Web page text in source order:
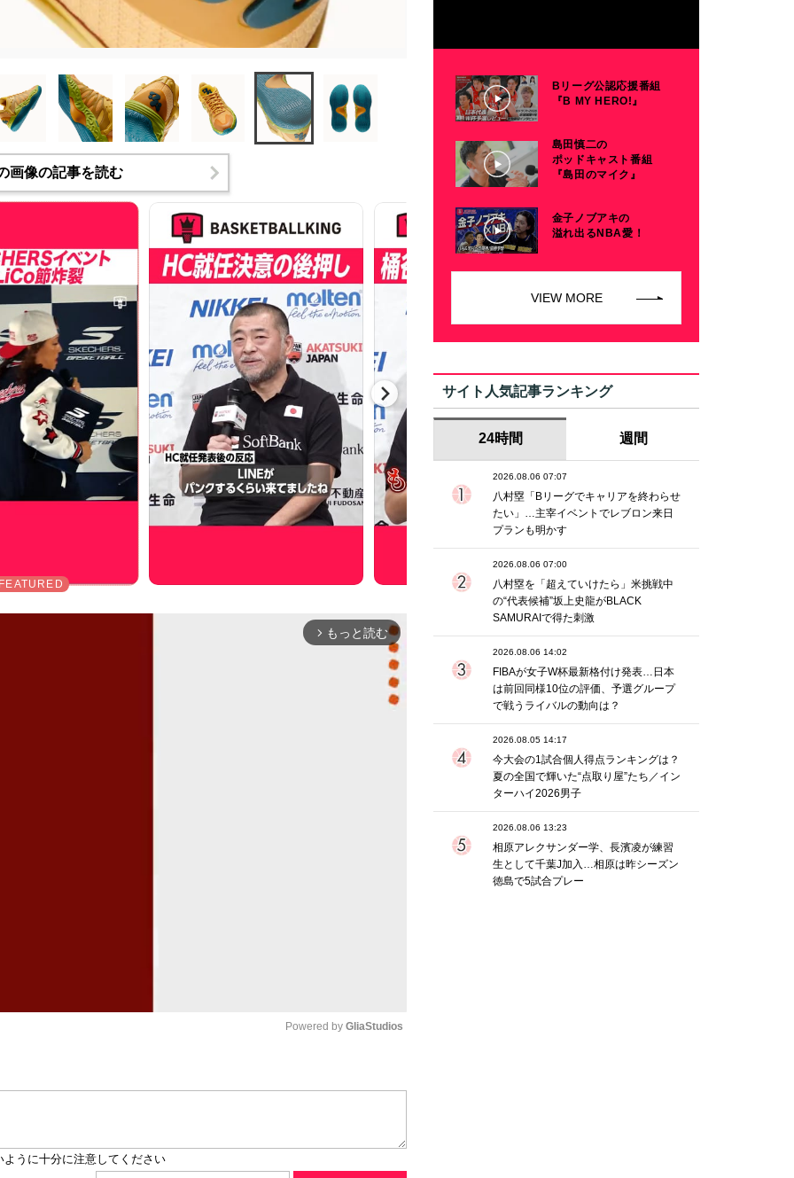
画像の記事を読む
arrow_forward_ios もっと読む
Powered by GliaStudios
Bリーグ公認応援番組
『B MY HERO!』
島田慎二の
ポッドキャスト番組
『島田のマイク』
金子ノブアキの
溢れ出るNBA愛！
VIEW MORE
サイト人気記事ランキング
24時間 週間
2026.08.06 07:07
八村塁「Bリーグでキャリアを終わらせ
たい」…主宰イベントでレブロン来日
プランも明かす
2026.08.06 07:00
八村塁を「超えていけたら」米挑戦中
の“代表候補”坂上史龍がBLACK
SAMURAIで得た刺激
2026.08.06 14:02
FIBAが女子W杯最新格付け発表…日本
は前回同様10位の評価、予選グループ
で戦うライバルの動向は？
2026.08.05 14:17
今大会の1試合個人得点ランキングは？
夏の全国で輝いた“点取り屋”たち／イン
ターハイ2026男子
2026.08.06 13:23
相原アレクサンダー学、長濱凌が練習
生として千葉J加入…相原は昨シーズン
徳島で5試合プレー